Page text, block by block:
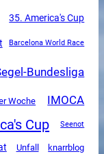
35. America's Cup
Barcelona World Race
Bundesliga
Woche IMOCA
Cup Seenot
Unfall knarrblog